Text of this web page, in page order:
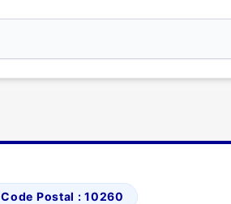
Code Postal : 10260